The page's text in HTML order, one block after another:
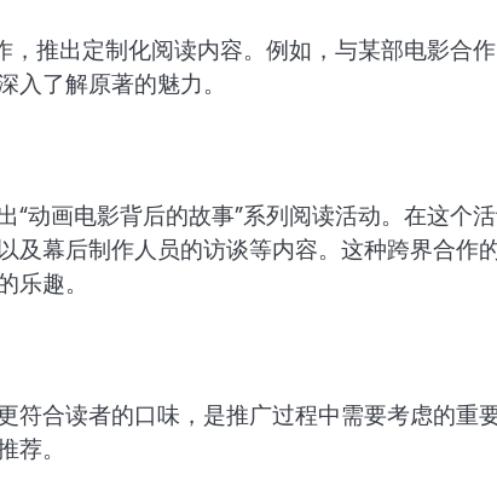
推出定制化阅读内容。例如，与某部电影合
了解原著的魅力。
动画电影背后的故事”系列阅读活动。在这个活
及幕后制作人员的访谈等内容。这种跨界合作
趣。
合读者的口味，是推广过程中需要考虑的重要
。